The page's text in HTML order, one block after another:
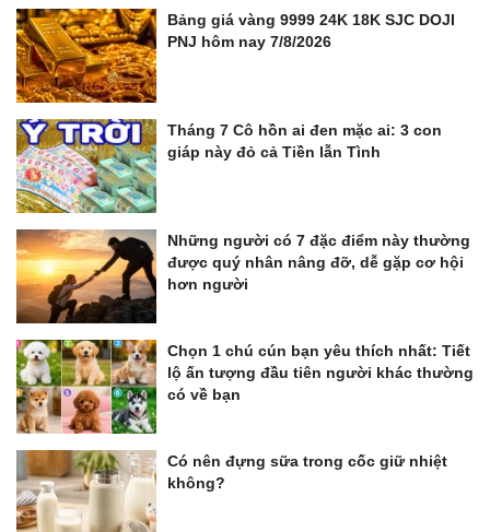
Bảng giá vàng 9999 24K 18K SJC DOJI
PNJ hôm nay 7/8/2026
Tháng 7 Cô hồn ai đen mặc ai: 3 con
giáp này đỏ cả Tiền lẫn Tình
Những người có 7 đặc điểm này thường
được quý nhân nâng đỡ, dễ gặp cơ hội
hơn người
Chọn 1 chú cún bạn yêu thích nhất: Tiết
lộ ấn tượng đầu tiên người khác thường
có về bạn
Có nên đựng sữa trong cốc giữ nhiệt
không?